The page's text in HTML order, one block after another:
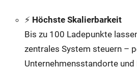
⚡ Höchste Skalierbarkeit
Bis zu 100 Ladepunkte
zentrales System steuern –
Unternehmensstandorte und